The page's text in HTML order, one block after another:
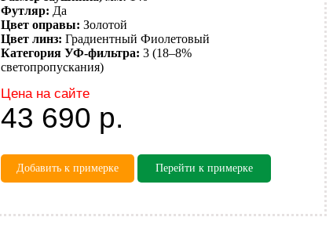
Футляр: Да
Цвет оправы: Золотой
Цвет линз: Градиентный Фиолетовый
Категория УФ-фильтра: 3 (18–8%
светопропускания)
Цена на сайте
43 690 р.
Добавить к примерке Перейти к примерке